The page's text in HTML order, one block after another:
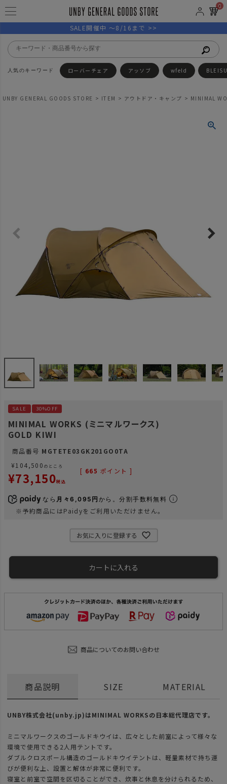
0
SALE開催中 ～8/16まで >>
ローバーチェア アッソブ wfeld
UNBY GENERAL GOODS STORE ITEM アウトドア・キャンプ MINIMAL
SALE 30%OFF
MINIMAL WORKS (ミニマルワークス)
GOLD KIWI
商品番号 MGTETE03GK201GO0TA
¥104,500 のところ
¥73,150税込
[ 665 ポイント ]
なら 月々6,095円 から。分割手数料無料
※予約商品にはPaidyをご利用いただけません。
お気に入りに登録する
カートに入れる
商品についてのお問い合わせ
商品説明
UNBY株式会社(unby.jp)はMINIMAL WORKSの日本総代理店です。
ミニマルワークスのゴールドキウイは、広々とした前室によって様々な
環境で使用できる2人用テントです。
ダブルクロスポール構造のゴールドキウイテントは、軽量素材で持ち運
びが便利な上、設置と解体が非常に便利です。
寝室と前室で空間を区切ることができ、炊事と休息を分けられるため、
SIZE MATERIAL